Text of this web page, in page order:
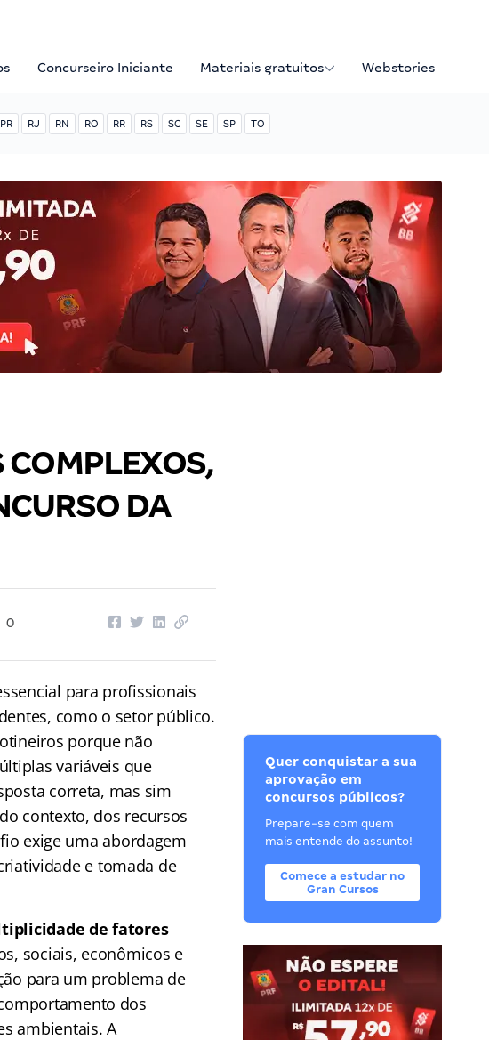
Concurseiro Iniciante Materiais gratuitos Webstories
PR RJ RN RO RR RS SC SE SP TO
COMPLEXOS,
DA
0
para profissionais
como o setor público.
porque não
variáveis que
correta, mas sim
contexto, dos recursos
exige uma abordagem
e tomada de
de fatores
sociais, econômicos e
para um problema de
dos
ambientais. A
Quer conquistar a sua
aprovação em
concursos públicos?
Prepare-se com quem
mais entende do assunto!
Comece a estudar no
Gran Cursos